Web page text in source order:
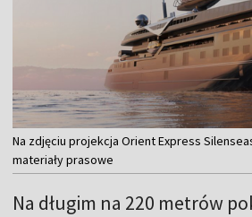
Na zdjęciu projekcja Orient Express
materiały prasowe
Na długim na 220 metrów